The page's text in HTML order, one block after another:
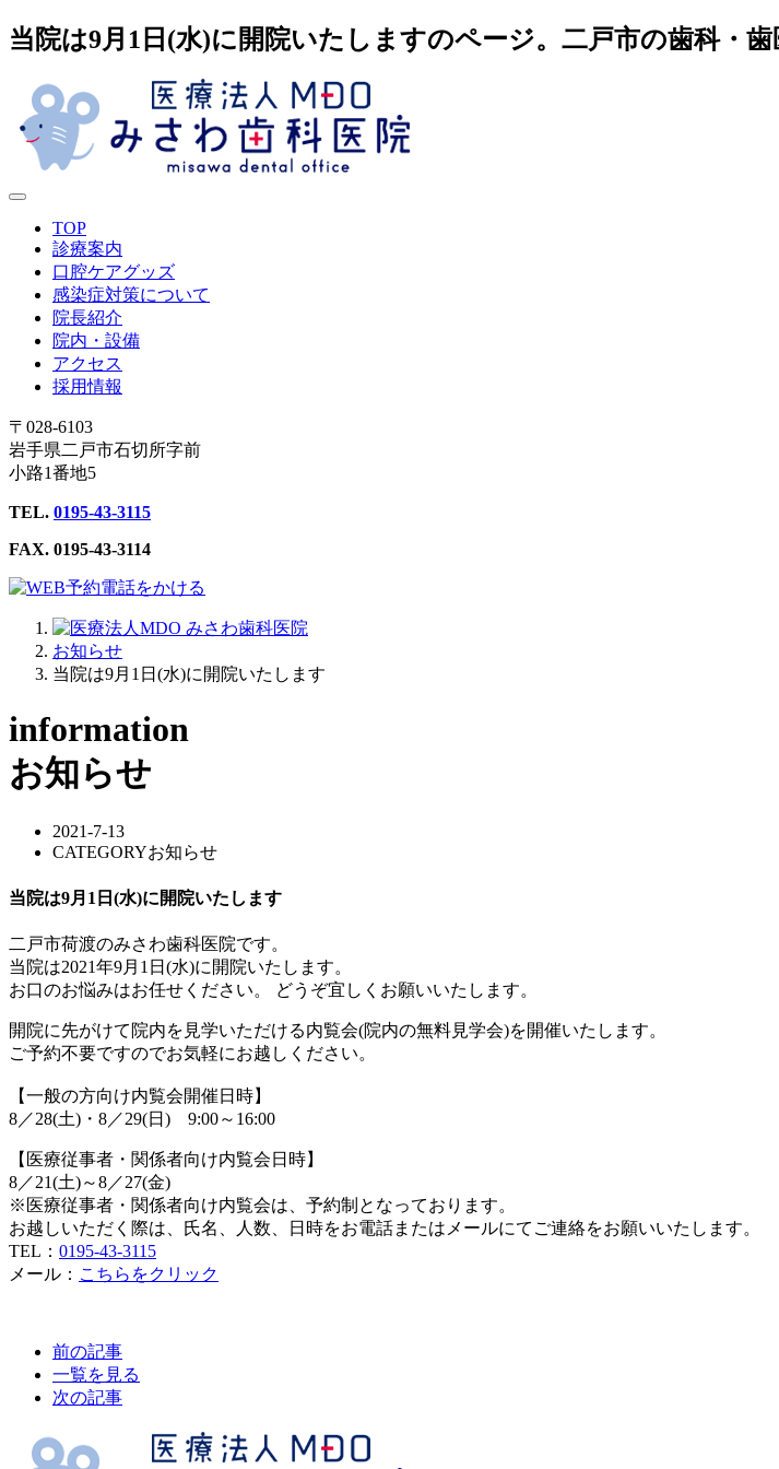
当院は9月1日(水)に開院いたしますのページ。二戸市の歯科・
TOP
診療案内
口腔ケアグッズ
感染症対策について
院長紹介
院内・設備
アクセス
採用情報
〒028-6103
岩手県二戸市石切所字前
小路1番地5
TEL. 0195-43-3115
FAX. 0195-43-3114
電話をかける
お知らせ
当院は9月1日(水)に開院いたします
information
お知らせ
2021-7-13
CATEGORYお知らせ
当院は9月1日(水)に開院いたします
二戸市荷渡のみさわ歯科医院です。
当院は2021年9月1日(水)に開院いたします。
お口のお悩みはお任せください。 どうぞ宜しくお願いいたします。
開院に先がけて院内を見学いただける内覧会(院内の無料見学会)を開催いたします。
ご予約不要ですのでお気軽にお越しください。
【一般の方向け内覧会開催日時】
8／28(土)・8／29(日) 9:00～16:00
【医療従事者・関係者向け内覧会日時】
8／21(土)～8／27(金)
※医療従事者・関係者向け内覧会は、予約制となっております。
お越しいただく際は、氏名、人数、日時をお電話またはメールにてご連絡をお願いいたします。
TEL： 0195-43-3115
メール： こちらをクリック
前の記事
一覧を見る
次の記事